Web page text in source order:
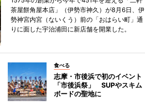
茶屋餅角屋本店」（伊勢市神久）が8月6日、伊
勢神宮内宮（ないくう）前の「おはらい町」通
りに面した宇治浦田に新店舗を開業した。
食べる
志摩・市後浜で初のイベント
「市後浜祭」 SUPやスキム
ボードの聖地に